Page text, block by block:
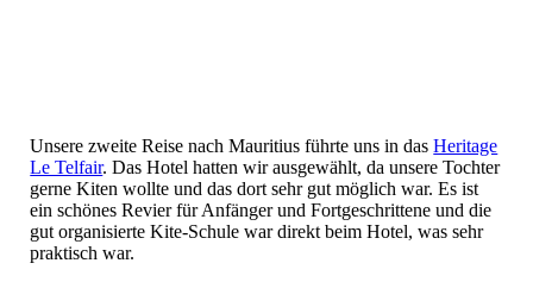
Unsere zweite Reise nach Mauritius führte uns in dasHeritage
Le Telfair. Das Hotel hatten wir ausgewählt, da unsere Tochter
gerne Kiten wollte und das dort sehr gut möglich war. Es ist
ein schönes Revier für Anfänger und Fortgeschrittene und die
gut organisierte Kite-Schule war direkt beim Hotel, was sehr
praktisch war.